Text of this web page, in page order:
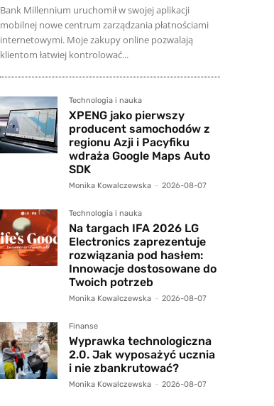
Bank Millennium uruchomił w swojej aplikacji
mobilnej nowe centrum zarządzania płatnościami
internetowymi. Moje zakupy online pozwalają
klientom łatwiej kontrolować...
Technologia i nauka
XPENG jako pierwszy
producent samochodów z
regionu Azji i Pacyfiku
wdraża Google Maps Auto
SDK
Monika Kowalczewska - 2026-08-07
Technologia i nauka
Na targach IFA 2026 LG
Electronics zaprezentuje
rozwiązania pod hasłem:
Innowacje dostosowane do
Twoich potrzeb
Monika Kowalczewska - 2026-08-07
Finanse
Wyprawka technologiczna
2.0. Jak wyposażyć ucznia
i nie zbankrutować?
Monika Kowalczewska - 2026-08-07